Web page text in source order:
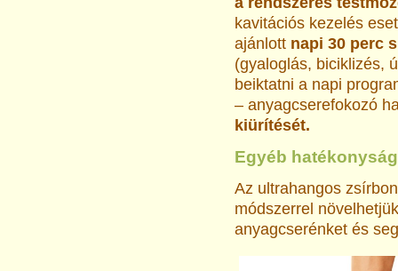
kavitációs kezelés
ajánlott napi 30 perc
(gyaloglás, biciklizés,
beiktatni a napi
– anyagcserefokozó
kiürítését.
Egyéb
Az ultrahangos
módszerrel
anyagcserénket és